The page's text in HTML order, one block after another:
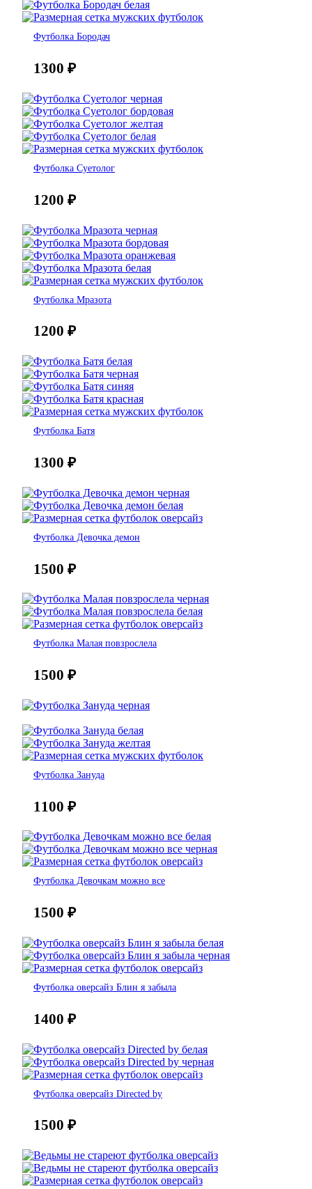
Футболка Бородач
1300 ₽
Футболка Суетолог
1200 ₽
Футболка Мразота
1200 ₽
Футболка Батя
1300 ₽
Футболка Девочка демон
1500 ₽
Футболка Малая повзрослела
1500 ₽
Футболка Зануда
1100 ₽
Футболка Девочкам можно все
1500 ₽
Футболка оверсайз Блин я забыла
1400 ₽
Футболка оверсайз Directed by
1500 ₽